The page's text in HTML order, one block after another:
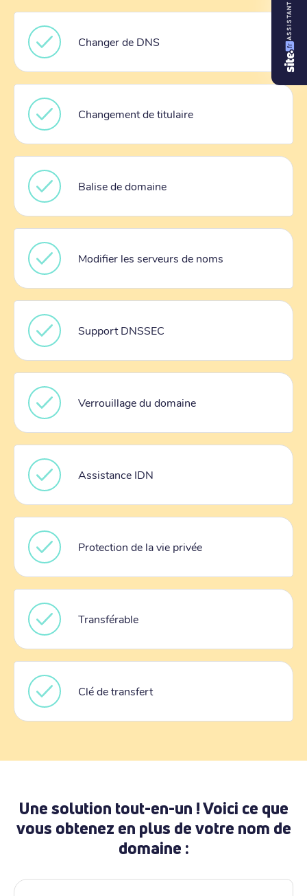
Changer de DNS
Changement de titulaire
Balise de domaine
Modifier les serveurs de noms
Support DNSSEC
Verrouillage du domaine
Assistance IDN
Protection de la vie privée
Transférable
Clé de transfert
Une solution tout-en-un ! Voici ce que
vous obtenez en plus de votre nom de
domaine :
ASSISTANT